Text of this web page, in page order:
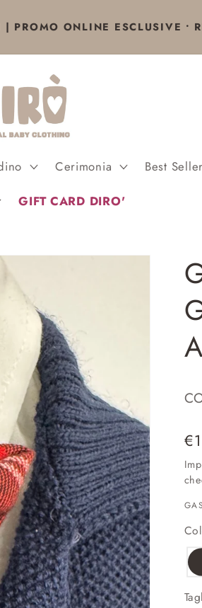
PROMO ONLINE ESCLUSIVE •
Cerimonia Best Seller
GIFT CARD DIRO'
di